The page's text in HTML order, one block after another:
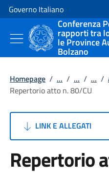
Vai al contenuto
Vai alla navigazione del sito
Governo Italiano
Conferenza
rapporti tra
le Province
Bolzano
Homepage / ... / ... / ... /
Repertorio atto n. 80/CU
LINK E ALLEGATI
Repertorio